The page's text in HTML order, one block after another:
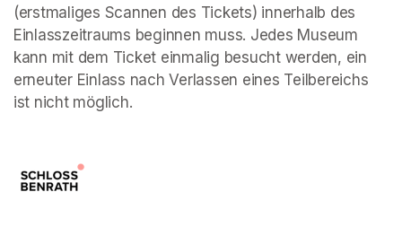
(erstmaliges Scannen des Tickets) innerhalb des
Einlasszeitraums beginnen muss. Jedes Museum
kann mit dem Ticket einmalig besucht werden, ein
erneuter Einlass nach Verlassen eines Teilbereichs
ist nicht möglich.